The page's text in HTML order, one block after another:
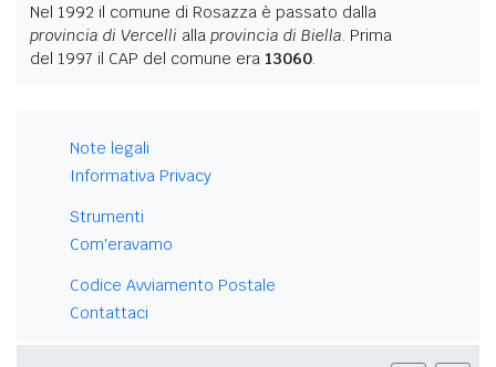
Nel 1992 il comune di Rosazza è passato dalla
provincia di Vercelli alla provincia di Biella. Prima
del 1997 il CAP del comune era 13060.
Note legali
Informativa Privacy
Strumenti
Com'eravamo
Codice Avviamento Postale
Contattaci